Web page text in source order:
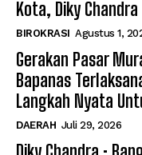
Kota, Diky
BIROKRASI Agustus 1,
Gerakan Pasar
Bapanas
Langkah Nyata
DAERAH Juli 29, 2026